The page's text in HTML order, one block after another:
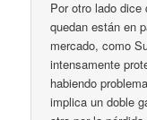
Por otro lado dice
quedan están en
mercado, como
intensamente
habiendo
implica un doble